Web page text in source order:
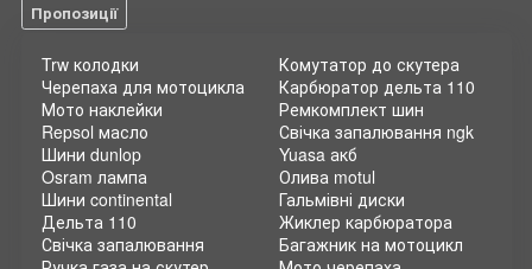
Пропозиції
Trw колодки
Черепаха для мотоцикла
Мото наклейки
Repsol масло
Шини dunlop
Osram лампа
Шини continental
Дельта 110
Комутатор до скутера
Карбюратор дельта 110
Ремкомплект шин
Свічка запалювання ngk
Yuasa акб
Олива motul
Гальмівні диски
Жиклер карбюратора
Свічка запалювання
Багажник на мотоцикл